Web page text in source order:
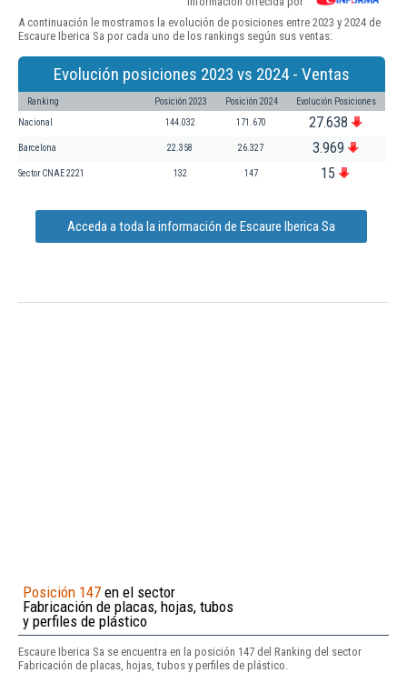
A continuación le mostramos la evolución de posiciones entre 2023 y 2024 de
Escaure Iberica Sa por cada uno de los rankings según sus ventas:
Evolución posiciones 2023 vs 2024 - Ventas
Ranking Posición 2023 Posición 2024 Evolución Posiciones
Nacional 144.032 171.670 27.638
Barcelona 22.358 26.327 3.969
Sector CNAE 2221 132 147 15
Acceda a toda la información de Escaure Iberica Sa
Posición 147 en el sector
Fabricación de placas, hojas, tubos
y perfiles de plástico
Escaure Iberica Sa se encuentra en la posición 147 del Ranking del sector
Fabricación de placas, hojas, tubos y perfiles de plástico.